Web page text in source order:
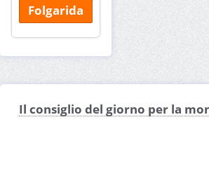
Folgarida
Il consiglio del giorno per la